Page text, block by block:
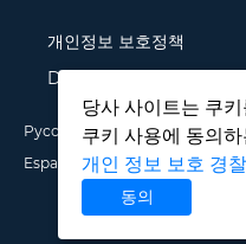
개인정보 보호정책
Disclamer
당사 사이트는 쿠
쿠키 사용에 동의
개인 정보 보호 경찰
동의
Русский English Deutsch
Español
Polski